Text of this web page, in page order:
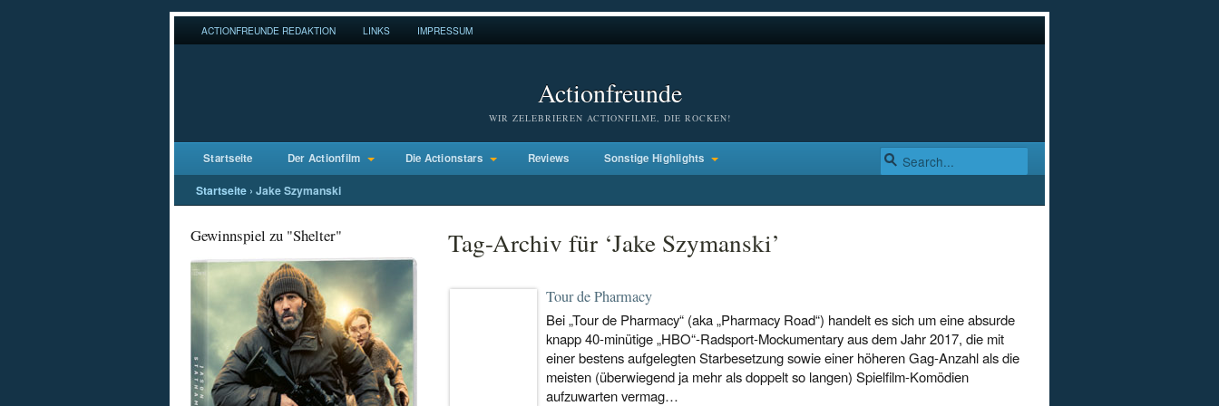
ACTIONFREUNDE REDAKTION LINKS IMPRESSUM
Actionfreunde
WIR ZELEBRIEREN ACTIONFILME, DIE ROCKEN!
Startseite Der Actionfilm Die Actionstars Reviews Sonstige Highlights
Startseite › Jake Szymanski
Gewinnspiel zu "Shelter" Tag-Archiv für ‘Jake Szymanski’
Tour de Pharmacy
Bei „Tour de Pharmacy“ (aka „Pharmacy Road“) handelt es sich um eine absurde
knapp 40-minütige „HBO“-Radsport-Mockumentary aus dem Jahr 2017, die mit
einer bestens aufgelegten Starbesetzung sowie einer höheren Gag-Anzahl als die
meisten (überwiegend ja mehr als doppelt so langen) Spielfilm-Komödien
aufzuwarten vermag…